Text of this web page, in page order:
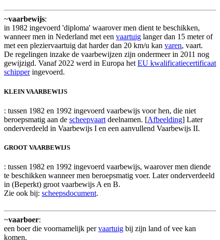
~vaarbewijs:
in 1982 ingevoerd 'diploma' waarover men dient te beschikken,
wanneer men in Nederland met een vaartuig langer dan 15 meter of
met een pleziervaartuig dat harder dan 20 km/u kan varen, vaart.
De regelingen inzake de vaarbewijzen zijn ondermeer in 2011 nog
gewijzigd. Vanaf 2022 werd in Europa hetEU kwalificatiecertificaat
schipperingevoerd.
KLEIN VAARBEWIJS
: tussen 1982 en 1992 ingevoerd vaarbewijs voor hen, die niet
beroepsmatig aan de scheepvaart deelnamen. [Afbeelding] Later
onderverdeeld in Vaarbewijs I en een aanvullend Vaarbewijs II.
GROOT VAARBEWIJS
: tussen 1982 en 1992 ingevoerd vaarbewijs, waarover men diende
te beschikken wanneer men beroepsmatig voer. Later onderverdeeld
in (Beperkt) groot vaarbewijs A en B.
Zie ook bij: scheepsdocument.
~vaarboer:
een boer die voornamelijk pervaartuig bij zijn land of vee kan
komen.